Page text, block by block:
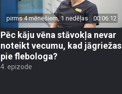
pirms 4 mēnešiem, 1 nedēļas 00:06:12
Pēc kāju vēna stāvokļa nevar
noteikt vecumu, kad jāgriežas
pie flebologa?
4. epizode